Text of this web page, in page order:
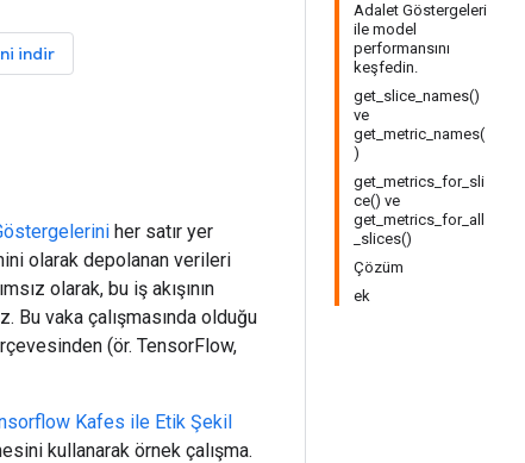
Adalet Göstergeleri
ile model
performansını
keşfedin.
get_slice_names()
ve
get_metric_names(
)
get_metrics_for_sli
ce() ve
get_metrics_for_all
_slices()
Çözüm
ek
indir
her satır yer
olarak depolanan verileri
olarak, bu iş akışının
Bu vaka çalışmasında olduğu
(ör. TensorFlow,
Kafes ile Etik Şekil
kullanarak örnek çalışma.